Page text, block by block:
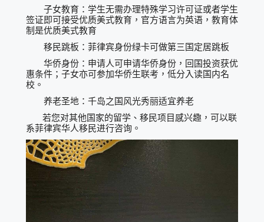
子女教育：学生无需办理特殊学习许可证或者学生
签证即可接受优质美式教育，官方语言为英语，教育体
制是优质美式教育
移民跳板：菲律宾身份绿卡可做第三国定居跳板
华侨身份：申请人可申请华侨身份，回国投资获优
惠条件；子女亦可参加华侨生联考，低分入读国内名
校。
养老圣地：千岛之国风光秀丽适宜养老
若您对其他国家的留学、移民项目感兴趣，可以联
系菲律宾华人移民进行咨询。